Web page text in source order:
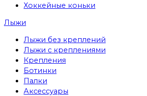
Хоккейные коньки
Лыжи
Лыжи без креплений
Лыжи с креплениями
Крепления
Ботинки
Палки
Аксессуары